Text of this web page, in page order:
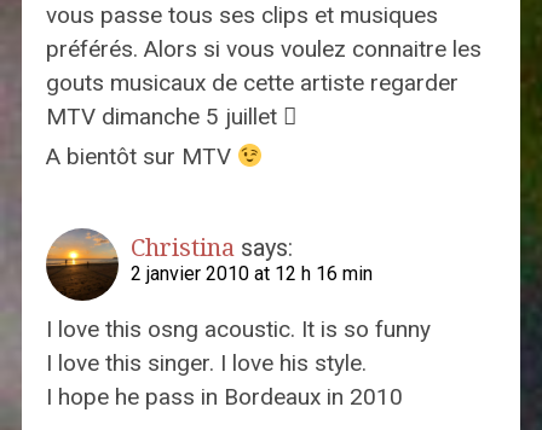
vous passe tous ses clips et musiques
préférés. Alors si vous voulez connaitre les
gouts musicaux de cette artiste regarder
MTV dimanche 5 juillet 
A bientôt sur MTV
Christina says:
2 janvier 2010 at 12 h 16 min
I love this osng acoustic. It is so funny
I love this singer. I love his style.
I hope he pass in Bordeaux in 2010